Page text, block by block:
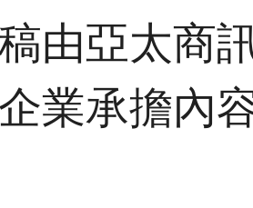
由亞太商
業承擔內